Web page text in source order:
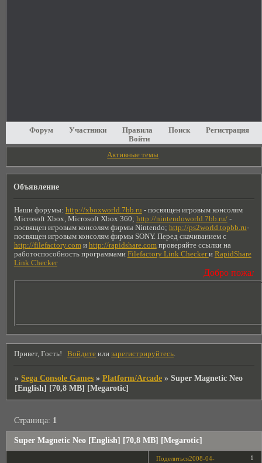
Форум Участники Правила Поиск
Регистрация
Войти
Активные темы
Объявление
Наши форумы: http://xboxworld.7bb.ru - посвящен игровым консолям
Microsoft Xbox, Microsoft Xbox 360; http://nintendoworld.7bb.ru/-
посвящен игровым консолям фирмы Nintendo; http://ps2world.topbb.ru-
посвящен игровым консолям фирмы SONY. Перед скачиванием с
http://filefactory.comи http://rapidshare.comпроверяйте ссылки на
работоспособность программами Filefactory Link Checkerи RapidShare
Link Checker
Добро
Привет, Гость! Войдите илизарегистрируйтесь.
»Sega Console Games »Platform/Arcade »Super Magnetic Neo
[English] [70,8 MB] [Megarotic]
Super Magnetic Neo [English] [70,8 MB] [Megarotic]
Страница: 1
Поделиться 1
2008-04-